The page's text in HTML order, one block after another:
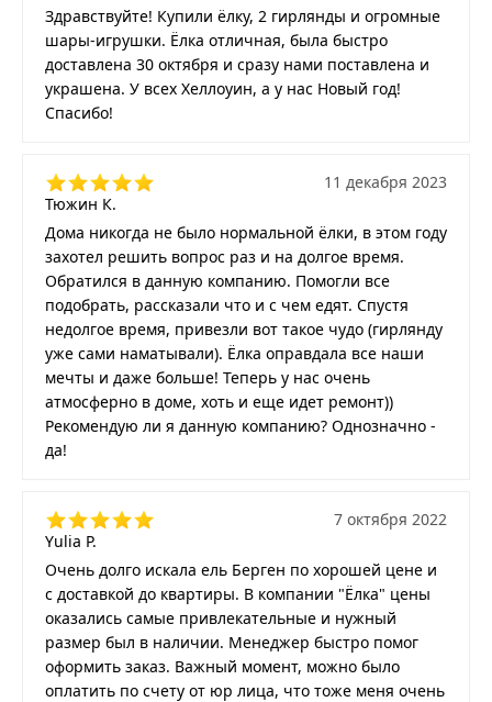
Здравствуйте! Купили ёлку, 2 гирлянды и огромные
шары-игрушки. Ёлка отличная, была быстро
доставлена 30 октября и сразу нами поставлена и
украшена. У всех Хеллоуин, а у нас Новый год!
Спасибо!
Тюжин К.
11 декабря 2023
Дома никогда не было нормальной ёлки, в этом году
захотел решить вопрос раз и на долгое время.
Обратился в данную компанию. Помогли все
подобрать, рассказали что и с чем едят. Спустя
недолгое время, привезли вот такое чудо (гирлянду
уже сами наматывали). Ёлка оправдала все наши
мечты и даже больше! Теперь у нас очень
атмосферно в доме, хоть и еще идет ремонт))
Рекомендую ли я данную компанию? Однозначно -
да!
Yulia P.
7 октября 2022
Очень долго искала ель Берген по хорошей цене и
с доставкой до квартиры. В компании "Ёлка" цены
оказались самые привлекательные и нужный
размер был в наличии. Менеджер быстро помог
оформить заказ. Важный момент, можно было
оплатить по счету от юр лица, что тоже меня очень